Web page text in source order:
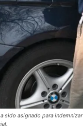
sido asignado para